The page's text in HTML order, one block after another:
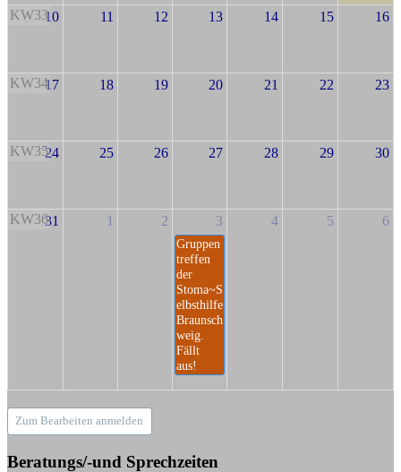
KW3310 11 12 13 14 15 16
KW3417 18 19 20 21 22 23
KW3524 25 26 27 28 29 30
KW3631 1 2 3
Gruppen
treffen
der
Stoma~S
elbsthilfe
Braunsch
weig.
Fällt
aus!
4 5 6
Zum Bearbeiten anmelden
Beratungs/-und Sprechzeiten